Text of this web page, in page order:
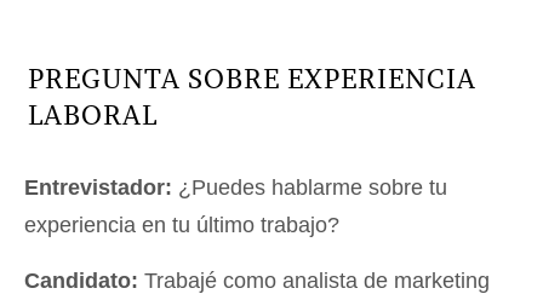
PREGUNTA SOBRE EXPERIENCIA
LABORAL
Entrevistador: ¿Puedes hablarme sobre tu
experiencia en tu último trabajo?
Candidato: Trabajé como analista de marketing